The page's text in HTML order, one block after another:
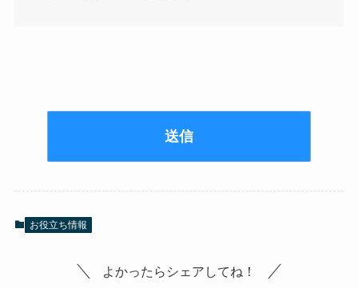
お役立ち情報
よかったらシェアしてね！